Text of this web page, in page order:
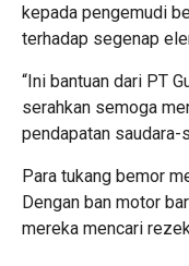
kepada pengemudi
terhadap segenap
“Ini bantuan dari PT
serahkan semoga
pendapatan saudara-
Para tukang bemor
Dengan ban motor
mereka mencari